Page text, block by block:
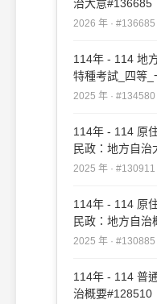
治大意#136685
2026 年 · #136685
114年 - 114 地
特種考試_四等_
#134580
2025 年 · #134580
114年 - 114 原
民政：地方自治
2025 年 · #130911
114年 - 114 原
民政：地方自治
2025 年 · #130885
114年 - 114 普
治概要#128510